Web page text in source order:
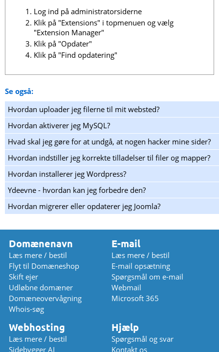
Log ind på administratorsiderne
Klik på "Extensions" i topmenuen og vælg
"Extension Manager"
Klik på "Opdater"
Klik på "Find opdatering"
Se også:
Hvordan uploader jeg filerne til mit websted?
Hvordan aktiverer jeg MySQL?
Hvad skal jeg gøre for at undgå, at nogen hacker mine sider?
Hvordan indstiller jeg korrekte tilladelser til filer og mapper?
Hvordan installerer jeg Wordpress?
Ydeevne - hvordan kan jeg forbedre den?
Hvordan migrerer eller opdaterer jeg Joomla?
Domænenavn
Læs mere / bestil
Flyt til Domæneshop
Skift ejer
Udløbne domæner
Domæneovervågning
Whois-søg
E-mail
Læs mere / bestil
E-mail opsætning
Spørgsmål om e-mail
Webmail
Microsoft 365
Webhosting
Læs mere / bestil
Sidebygger AI
Hjælp
Spørgsmål og svar
Kontakt os